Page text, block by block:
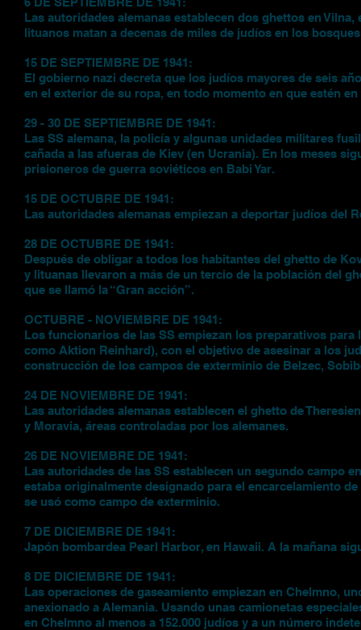
Las autoridades alemanas establecen dos ghettos en
lituanos matan a decenas de miles de judíos en los
15 DE SEPTIEMBRE DE 1941:
El gobierno nazi decreta que los judíos mayores de seis
en el exterior de su ropa, en todo momento en que estén
29 - 30 DE SEPTIEMBRE DE 1941:
Las SS alemana, la policía y algunas unidades militares
cañada a las afueras de Kiev (en Ucrania). En los meses
prisioneros de guerra soviéticos en Babi Yar.
15 DE OCTUBRE DE 1941:
Las autoridades alemanas empiezan a deportar judíos del
28 DE OCTUBRE DE 1941:
Después de obligar a todos los habitantes del ghetto de
y lituanas llevaron a más de un tercio de la población del
que se llamó la “Gran acción”.
OCTUBRE - NOVIEMBRE DE 1941:
Los funcionarios de las SS empiezan los preparativos
como Aktion Reinhard), con el objetivo de asesinar a los
construcción de los campos de exterminio de Belzec,
24 DE NOVIEMBRE DE 1941:
Las autoridades alemanas establecen el ghetto de
y Moravia, áreas controladas por los alemanes.
26 DE NOVIEMBRE DE 1941:
Las autoridades de las SS establecen un segundo campo
estaba originalmente designado para el encarcelamiento
se usó como campo de exterminio.
7 DE DICIEMBRE DE 1941:
Japón bombardea Pearl Harbor, en Hawaii. A la mañana
8 DE DICIEMBRE DE 1941:
Las operaciones de gaseamiento empiezan en Chelmno,
anexionado a Alemania. Usando unas camionetas
en Chelmno al menos a 152.000 judíos y a un número